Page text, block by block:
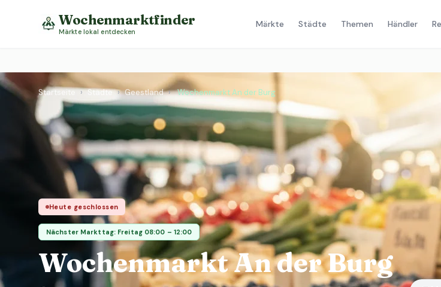
Wochenmarktfinder
Märkte lokal entdecken
Märkte Städte Themen Händler
Startseite › Städte › Geestland › Wochenmarkt An der Burg
Heute geschlossen
Nächster Markttag: Freitag 08:00 – 12:00
Wochenmarkt An der Burg